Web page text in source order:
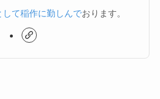
して稲作に勤しんでおります。